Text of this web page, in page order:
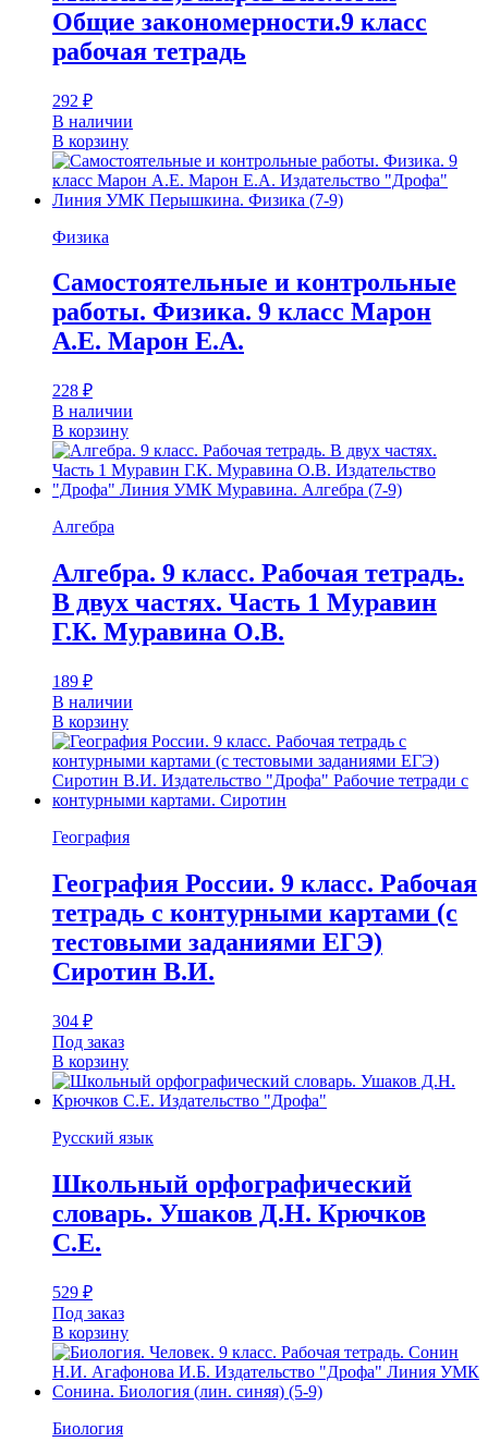
Общие закономерности.9 класс
рабочая тетрадь
292 ₽
В наличии
В корзину
Физика
Самостоятельные и контрольные
работы. Физика. 9 класс Марон
А.Е. Марон Е.А.
228 ₽
В наличии
В корзину
Алгебра
Алгебра. 9 класс. Рабочая тетрадь.
В двух частях. Часть 1 Муравин
Г.К. Муравина О.В.
189 ₽
В наличии
В корзину
География
География России. 9 класс. Рабочая
тетрадь с контурными картами (с
тестовыми заданиями ЕГЭ)
Сиротин В.И.
304 ₽
Под заказ
В корзину
Русский язык
Школьный орфографический
словарь. Ушаков Д.Н. Крючков
С.Е.
529 ₽
Под заказ
В корзину
Биология